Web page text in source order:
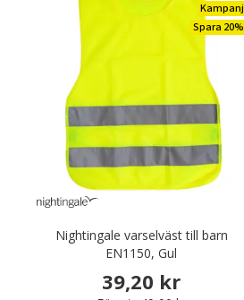
Kampanj
Spara 20%
Nightingale varselväst till barn
EN1150, Gul
39,20 kr